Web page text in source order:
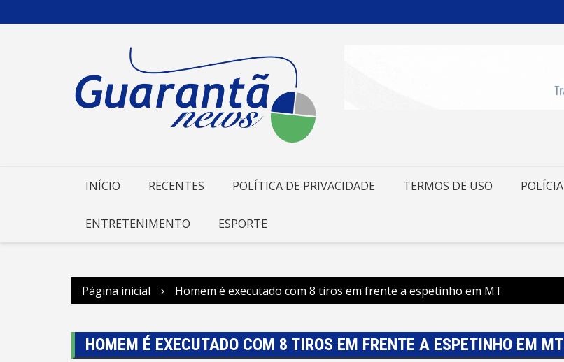
para
INÍCIO RECENTES POLÍTICA DE PRIVACIDADE TERMOS DE USO POLÍCIA
ENTRETENIMENTO ESPORTE
Página inicial Homem é executado com 8 tiros em frente a espetinho em MT
HOMEM É EXECUTADO COM 8 TIROS EM FRENTE A ESPETINHO EM MT